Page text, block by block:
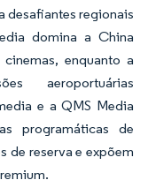
desafiantes regionais
domina a China
enquanto a
aeroportuárias
e a QMS Media
programáticas de
de reserva e expõem